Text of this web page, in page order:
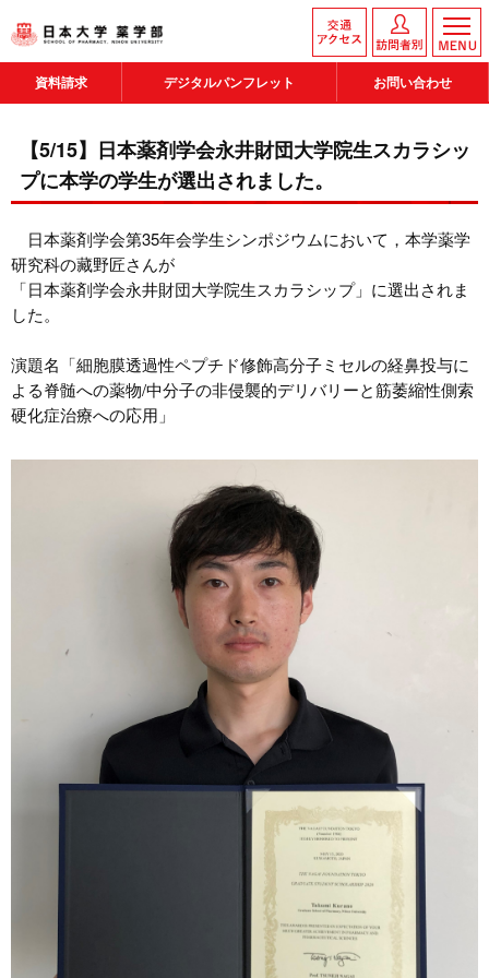
資料請求 デジタルパンフレット お問い合わせ
【5/15】日本薬剤学会永井財団大学院生スカラシッ
プに本学の学生が選出されました。
日本薬剤学会第35年会学生シンポジウムにおいて，本学薬学
研究科の藏野匠さんが
「日本薬剤学会永井財団大学院生スカラシップ」に選出されま
した。
演題名「細胞膜透過性ペプチド修飾高分子ミセルの経鼻投与に
よる脊髄への薬物/中分子の非侵襲的デリバリーと筋萎縮性側索
硬化症治療への応用」